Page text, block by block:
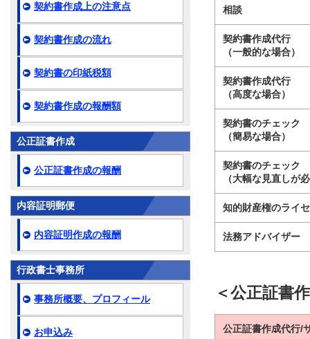
相談
契約書作成代行
（一般的な場合）
契約書作成代行
（高度な場合）
契約書のチェック
（簡易な場合）
契約書のチェック
（大幅な見直しが
知的財産権のライ
法務アドバイザー
＜公正証書
公正証書作成代行/
契約書作成上の注意点
契約書作成の流れ
契約書の印紙税額
契約書作成の報酬額
公正証書作成
公正証書作成の報酬
内容証明郵便
内容証明作成の報酬
行政書士事務所
事務所概要、プロフィール
お申込み